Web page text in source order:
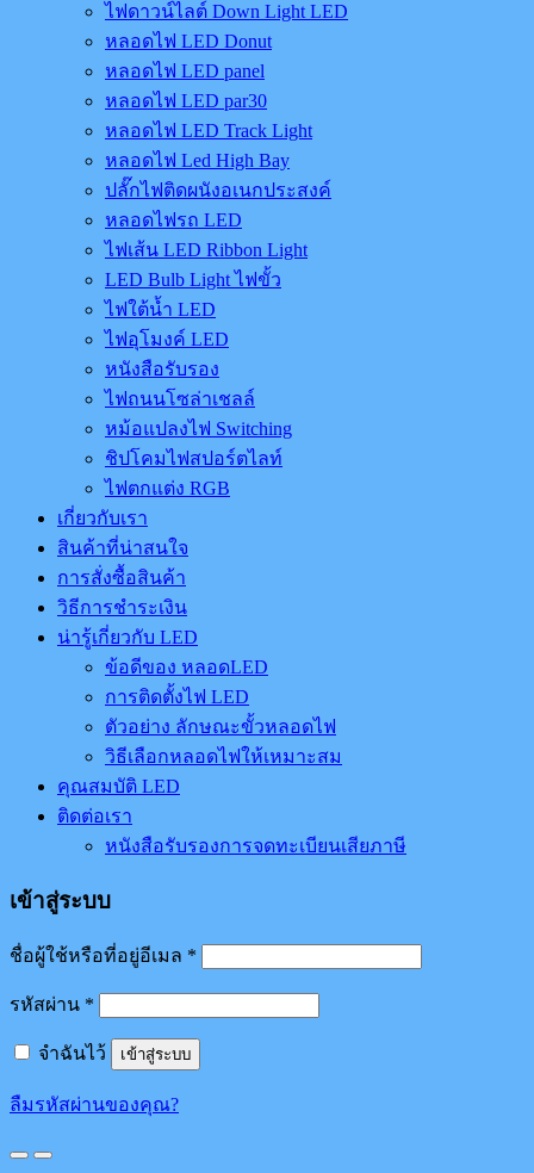
ไฟดาวน์ไลต์ Down Light LED
หลอดไฟ LED Donut
หลอดไฟ LED panel
หลอดไฟ LED par30
หลอดไฟ LED Track Light
หลอดไฟ Led High Bay
ปลั๊กไฟติดผนังอเนกประสงค์
หลอดไฟรถ LED
ไฟเส้น LED Ribbon Light
LED Bulb Light ไฟขั้ว
ไฟใต้น้ำ LED
ไฟอุโมงค์ LED
หนังสือรับรอง
ไฟถนนโซล่าเชลล์
หม้อแปลงไฟ Switching
ชิปโคมไฟสปอร์ตไลท์
ไฟตกแต่ง RGB
เกี่ยวกับเรา
สินค้าที่น่าสนใจ
การสั่งซื้อสินค้า
วิธีการชำระเงิน
น่ารู้เกี่ยวกับ LED
ข้อดีของ หลอดLED
การติดตั้งไฟ LED
ตัวอย่าง ลักษณะขั้วหลอดไฟ
วิธีเลือกหลอดไฟให้เหมาะสม
คุณสมบัติ LED
ติดต่อเรา
หนังสือรับรองการจดทะเบียนเสียภาษี
เข้าสู่ระบบ
ชื่อผู้ใช้หรือที่อยู่อีเมล *
รหัสผ่าน *
จำฉันไว้ เข้าสู่ระบบ
ลืมรหัสผ่านของคุณ?